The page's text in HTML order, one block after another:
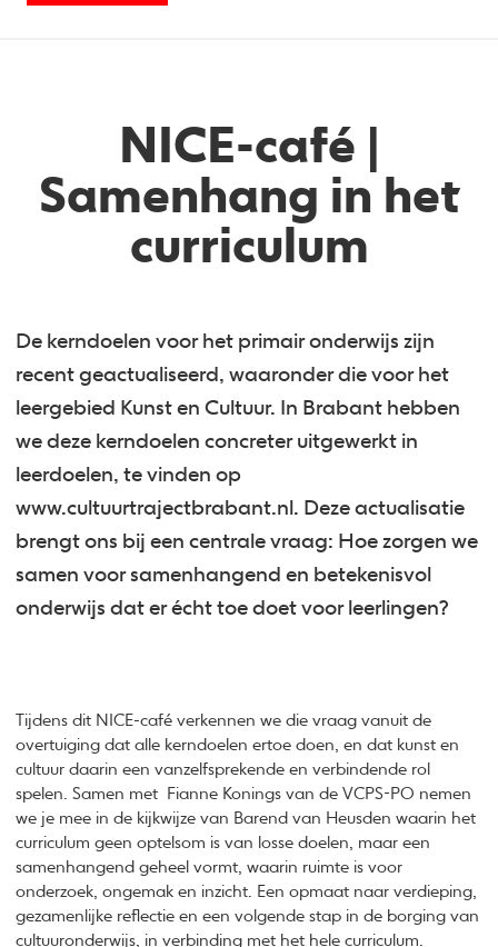
NICE-café |
Samenhang in het
curriculum
De kerndoelen voor het primair onderwijs zijn
recent geactualiseerd, waaronder die voor het
leergebied Kunst en Cultuur. In Brabant hebben
we deze kerndoelen concreter uitgewerkt in
leerdoelen, te vinden op
www.cultuurtrajectbrabant.nl. Deze actualisatie
brengt ons bij een centrale vraag: Hoe zorgen we
samen voor samenhangend en betekenisvol
onderwijs dat er écht toe doet voor leerlingen?
Tijdens dit NICE-café verkennen we die vraag vanuit de
overtuiging dat alle kerndoelen ertoe doen, en dat kunst en
cultuur daarin een vanzelfsprekende en verbindende rol
spelen. Samen met Fianne Konings van de VCPS-PO nemen
we je mee in de kijkwijze van Barend van Heusden waarin het
curriculum geen optelsom is van losse doelen, maar een
samenhangend geheel vormt, waarin ruimte is voor
onderzoek, ongemak en inzicht. Een opmaat naar verdieping,
gezamenlijke reflectie en een volgende stap in de borging van
cultuuronderwijs, in verbinding met het hele curriculum.